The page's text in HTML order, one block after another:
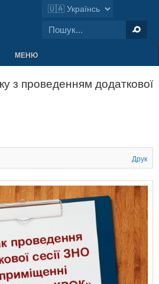
МЕНЮ
з проведенням додаткової
Друк